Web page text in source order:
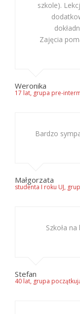
szkole).
Zajęcia
Weronika
17 lat, grupa pre-
Bardzo
Małgorzata
studenta I roku UJ,
Szkoła
Stefan
40 lat, grupa